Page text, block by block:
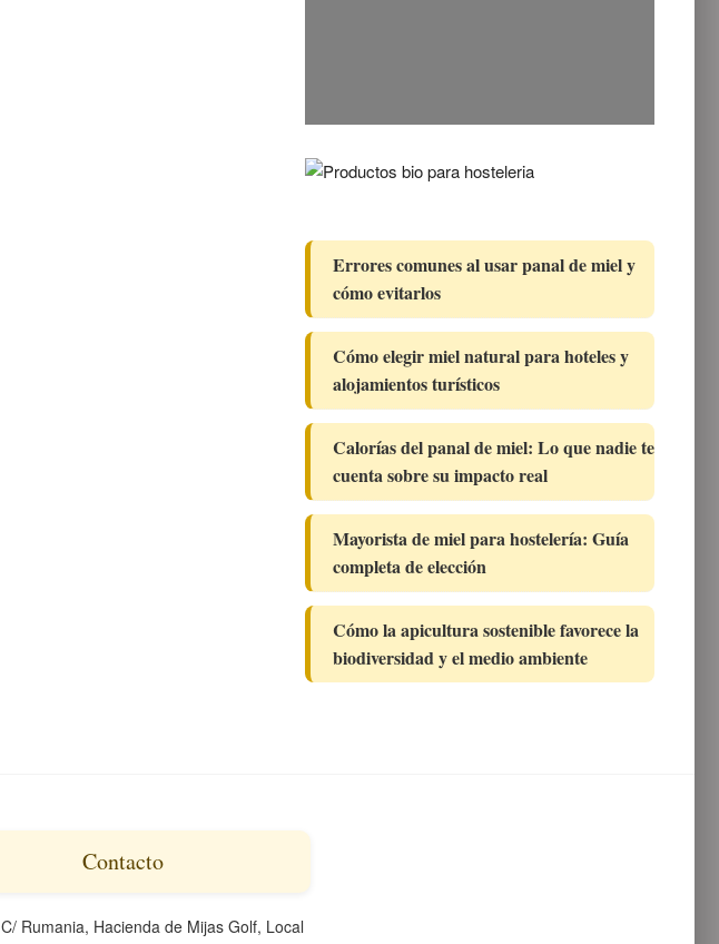
Errores comunes al usar panal de miel y
cómo evitarlos
Cómo elegir miel natural para hoteles y
alojamientos turísticos
Calorías del panal de miel: Lo que nadie te
cuenta sobre su impacto real
Mayorista de miel para hostelería: Guía
completa de elección
Cómo la apicultura sostenible favorece la
biodiversidad y el medio ambiente
Contacto
C/ Rumania, Hacienda de Mijas Golf, Local